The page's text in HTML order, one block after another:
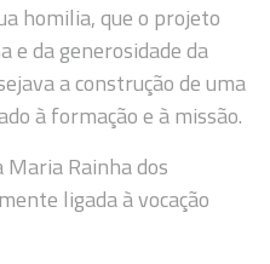
homilia, que o projeto
e da generosidade da
a construção de uma
à formação e à missão.
Rainha dos
ligada à vocação